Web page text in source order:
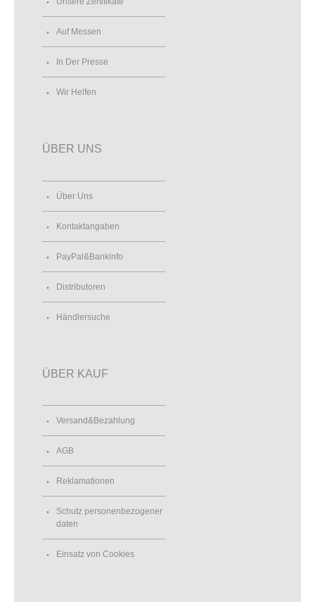
Auf Messen
In Der Presse
Wir Helfen
ÜBER UNS
Über Uns
Kontaktangaben
PayPal&Bankinfo
Distributoren
Händlersuche
ÜBER KAUF
Versand&Bezahlung
AGB
Reklamationen
Schutz personenbezogener
daten
Einsatz von Cookies